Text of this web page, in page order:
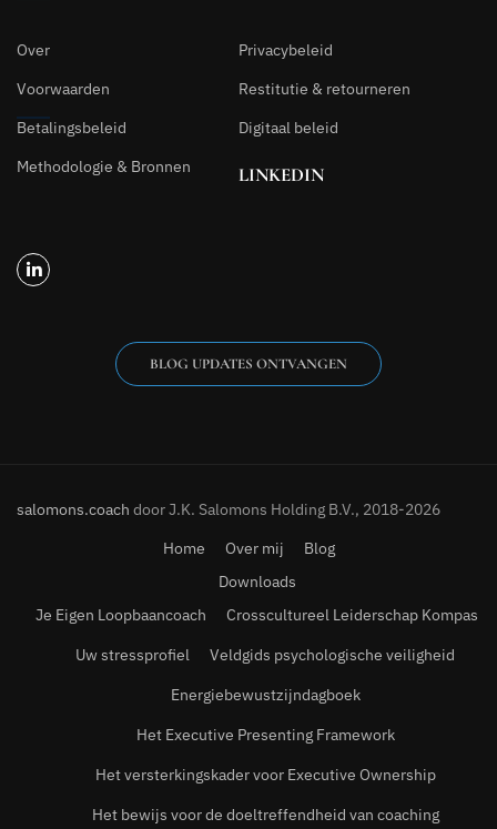
Over
Privacybeleid
Voorwaarden
Restitutie & retourneren
Betalingsbeleid
Digitaal beleid
Methodologie & Bronnen
LINKEDIN
BLOG UPDATES ONTVANGEN
salomons.coach door J.K. Salomons Holding B.V., 2018-2026
Home
Over mij
Blog
Downloads
Je Eigen Loopbaancoach
Crosscultureel Leiderschap Kompas
Uw stressprofiel
Veldgids psychologische veiligheid
Energiebewustzijndagboek
Het Executive Presenting Framework
Het versterkingskader voor Executive Ownership
Het bewijs voor de doeltreffendheid van coaching